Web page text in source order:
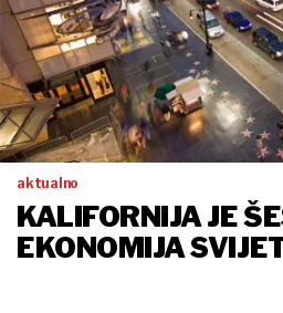
aktualno
KALIFORNIJA JE
EKONOMIJA